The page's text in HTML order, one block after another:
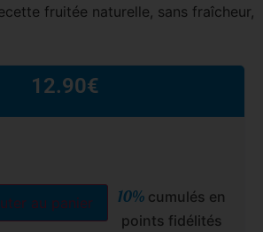
fruitée naturelle, sans fraîcheur,
12.90€
au panier 10% cumulés en
points fidélités